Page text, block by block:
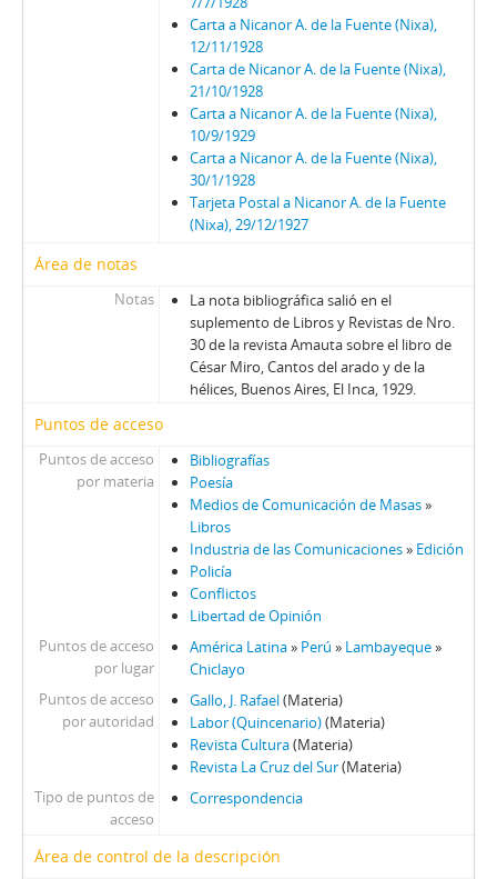
Carta a Nicanor A. de la Fuente (Nixa),
12/11/1928
Carta de Nicanor A. de la Fuente (Nixa),
21/10/1928
Carta a Nicanor A. de la Fuente (Nixa),
10/9/1929
Carta a Nicanor A. de la Fuente (Nixa),
30/1/1928
Tarjeta Postal a Nicanor A. de la Fuente
(Nixa), 29/12/1927
Área de notas
Notas
La nota bibliográfica salió en el
suplemento de Libros y Revistas de Nro.
30 de la revista Amauta sobre el libro de
César Miro, Cantos del arado y de la
hélices, Buenos Aires, El Inca, 1929.
Puntos de acceso
Puntos de acceso
por materia
Bibliografías
Poesía
Medios de Comunicación de Masas»
Libros
Industria de las Comunicaciones» Edición
Policía
Conflictos
Libertad de Opinión
Puntos de acceso
por lugar
América Latina» Perú » Lambayeque»
Chiclayo
Puntos de acceso
por autoridad
Gallo, J. Rafael(Materia)
Labor (Quincenario)(Materia)
Revista Cultura(Materia)
Revista La Cruz del Sur(Materia)
Tipo de puntos de
acceso
Correspondencia
Área de control de la descripción